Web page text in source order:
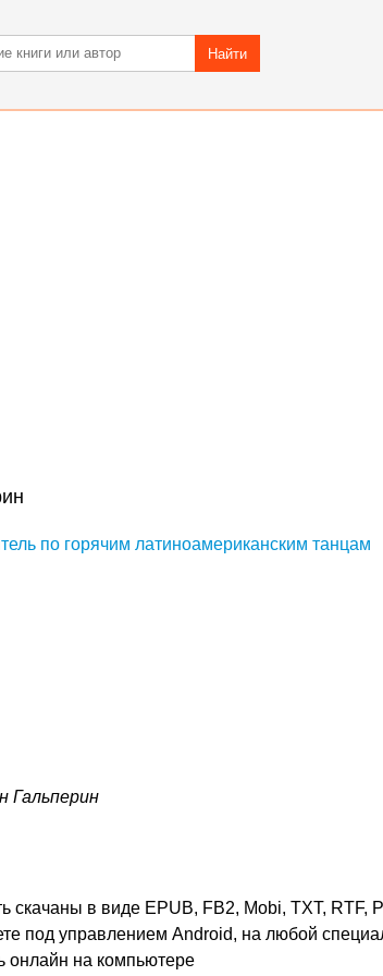
Найти
по горячим латиноамериканским танцам
Гальперин
в виде EPUB, FB2, Mobi, TXT, RTF,
под управлением Android, на любой
онлайн на компьютере